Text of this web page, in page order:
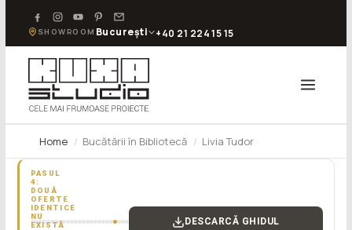
SHOWROOM București +40 21 224 15 15
Home Bucătării în Bibliotecă Livia Tudor
PASUL
4:
DOUĂ
OFERTE
IDENTICE
NU
EXISTĂ
DESCARCĂ GHIDUL